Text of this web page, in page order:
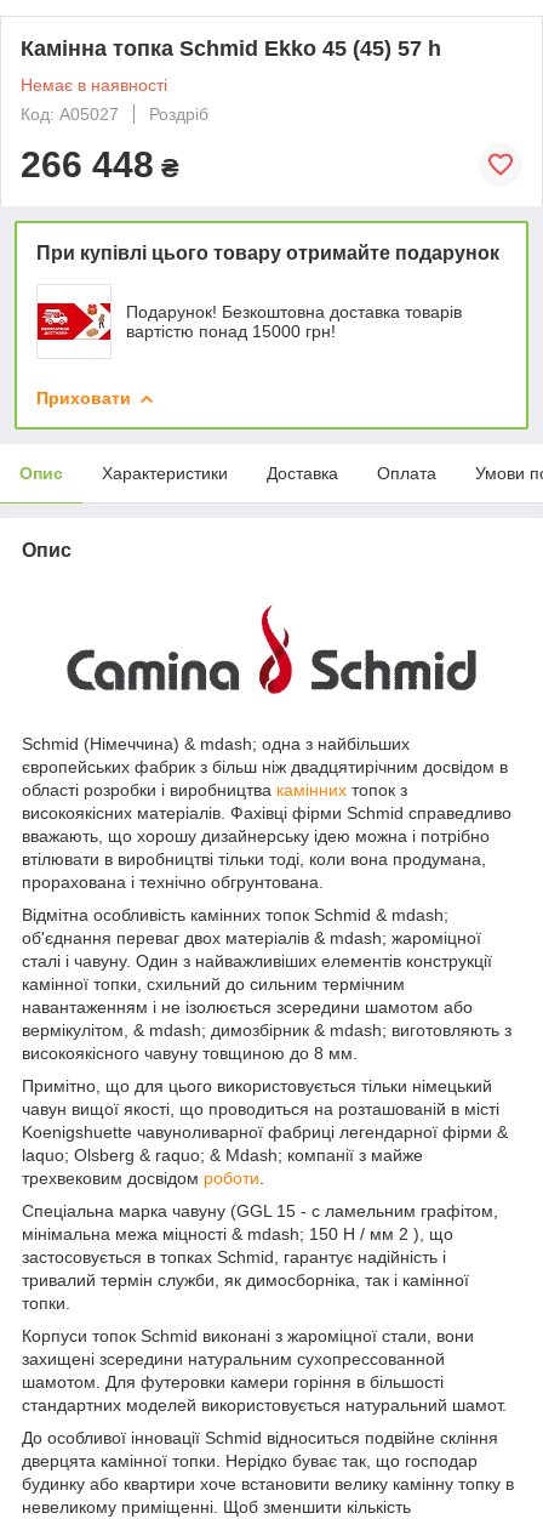
Камінна топка Schmid Ekko 45 (45) 57 h
Немає в наявності
Код: А05027
Роздріб
266 448 ₴
При купівлі цього товару отримайте подарунок
Подарунок! Безкоштовна доставка товарів
вартістю понад 15000 грн!
Приховати
Опис Характеристики Доставка Оплата Умови
Опис
Schmid (Німеччина) & mdash; одна з найбільших
європейських фабрик з більш ніж двадцятирічним досвідом в
області розробки і виробництва камінних топок з
високоякісних матеріалів. Фахівці фірми Schmid справедливо
вважають, що хорошу дизайнерську ідею можна і потрібно
втілювати в виробництві тільки тоді, коли вона продумана,
прорахована і технічно обгрунтована.
Відмітна особливість камінних топок Schmid & mdash;
об'єднання переваг двох матеріалів & mdash; жароміцної
сталі і чавуну. Один з найважливіших елементів конструкції
камінної топки, схильний до сильним термічним
навантаженням і не ізолюється зсередини шамотом або
вермікулітом, & mdash; димозбірник & mdash; виготовляють з
високоякісного чавуну товщиною до 8 мм.
Примітно, що для цього використовується тільки німецький
чавун вищої якості, що проводиться на розташованій в місті
Koenigshuette чавуноливарної фабриці легендарної фірми &
laquo; Olsberg & raquo; & Mdash; компанії з майже
трехвековим досвідом роботи
Спеціальна марка чавуну (GGL 15 - c ламельним графітом,
мінімальна межа міцності & mdash; 150 Н / мм 2 ), що
застосовується в топках Schmid, гарантує надійність і
тривалий термін служби, як димосборніка, так і камінної
топки.
Корпуси топок Schmid виконані з жароміцної стали, вони
захищені зсередини натуральним сухопрессованной
шамотом. Для футеровки камери горіння в більшості
стандартних моделей використовується натуральний шамот.
До особливої інновації Schmid відноситься подвійне скління
дверцята камінної топки. Нерідко буває так, що господар
будинку або квартири хоче встановити велику камінну топку в
невеликому приміщенні. Щоб зменшити кількість